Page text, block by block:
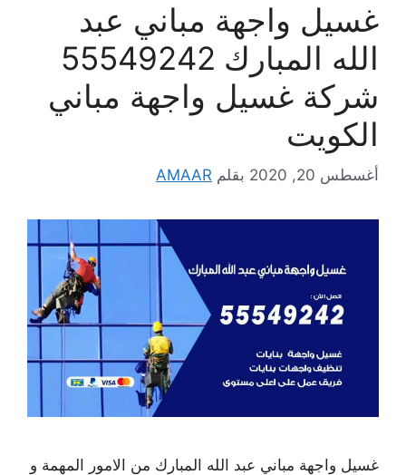
غسيل واجهة مباني عبد
الله المبارك 55549242
شركة غسيل واجهة مباني
الكويت
أغسطس 20, 2020 بقلم AMAAR
غسيل واجهة مباني عبد الله المبارك من الامور المهمة و